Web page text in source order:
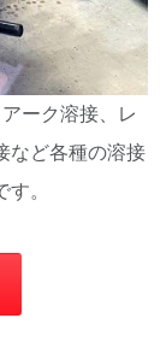
アーク溶接、レ
など各種の溶接
。